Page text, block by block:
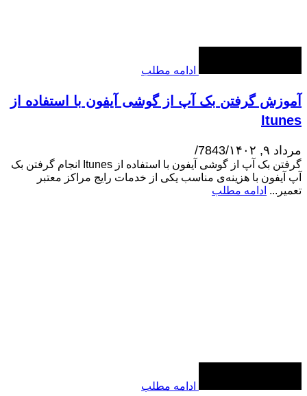
ادامه مطلب
آموزش گرفتن بک آپ از گوشی آیفون با استفاده از
Itunes
مرداد ۹, ۱۴۰۲ /
7843
/
گرفتن بک آپ از گوشی آیفون با استفاده از Itunes انجام گرفتن بک
آپ آیفون با هزینه‌ی مناسب یکی از خدمات رایج مراکز معتبر
تعمیر... ادامه مطلب
ادامه مطلب